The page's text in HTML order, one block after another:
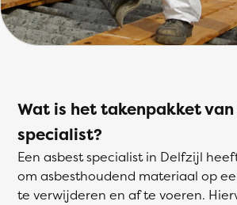
Wat is het takenpakket
specialist?
Een asbest specialist in Delfzijl
om asbesthoudend materiaal op
te verwijderen en af te voeren.